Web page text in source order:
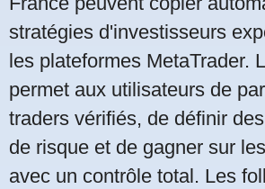
stratégies d'investisseurs
les plateformes MetaTrader.
permet aux utilisateurs de
traders vérifiés, de définir
de risque et de gagner sur
avec un contrôle total. Les